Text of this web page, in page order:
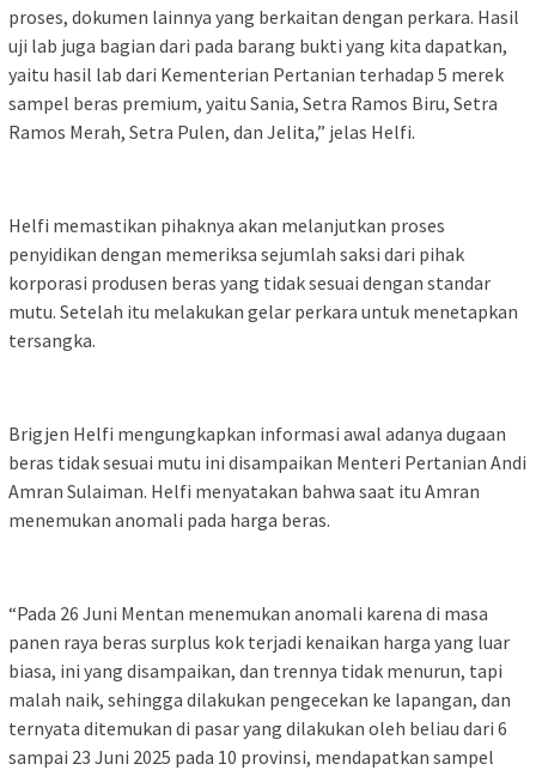
proses, dokumen lainnya yang berkaitan dengan perkara. Hasil
uji lab juga bagian dari pada barang bukti yang kita dapatkan,
yaitu hasil lab dari Kementerian Pertanian terhadap 5 merek
sampel beras premium, yaitu Sania, Setra Ramos Biru, Setra
Ramos Merah, Setra Pulen, dan Jelita,” jelas Helfi.
Helfi memastikan pihaknya akan melanjutkan proses
penyidikan dengan memeriksa sejumlah saksi dari pihak
korporasi produsen beras yang tidak sesuai dengan standar
mutu. Setelah itu melakukan gelar perkara untuk menetapkan
tersangka.
Brigjen Helfi mengungkapkan informasi awal adanya dugaan
beras tidak sesuai mutu ini disampaikan Menteri Pertanian Andi
Amran Sulaiman. Helfi menyatakan bahwa saat itu Amran
menemukan anomali pada harga beras.
“Pada 26 Juni Mentan menemukan anomali karena di masa
panen raya beras surplus kok terjadi kenaikan harga yang luar
biasa, ini yang disampaikan, dan trennya tidak menurun, tapi
malah naik, sehingga dilakukan pengecekan ke lapangan, dan
ternyata ditemukan di pasar yang dilakukan oleh beliau dari 6
sampai 23 Juni 2025 pada 10 provinsi, mendapatkan sampel